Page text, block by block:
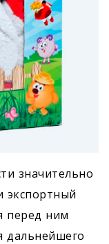
значительно
экспортный
перед ним
дальнейшего